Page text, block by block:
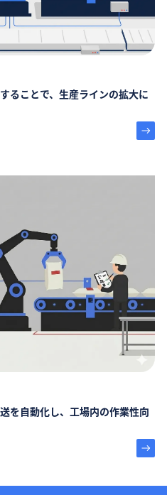
ることで、生産ラインの拡大に
を自動化し、工場内の作業性向